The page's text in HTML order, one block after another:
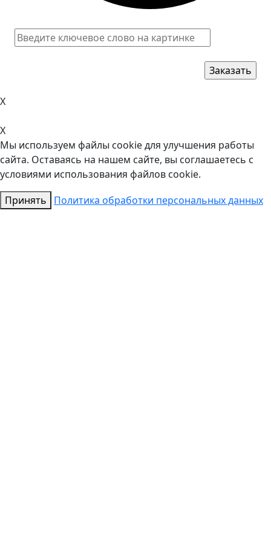
X
X
Мы используем файлы cookie для улучшения работы
сайта. Оставаясь на нашем сайте, вы соглашаетесь с
условиями использования файлов cookie.
Принять
Политика обработки персональных данных